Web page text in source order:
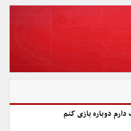
دوباره بازی کنم